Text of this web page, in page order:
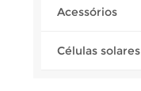
Acessórios
Células solares